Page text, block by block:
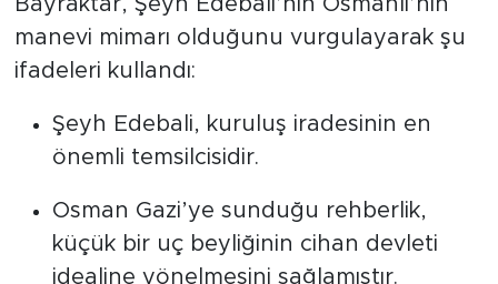
Bayraktar, Şeyh Edebali’nin Osmanlı’nın
manevi mimarı olduğunu vurgulayarak şu
ifadeleri kullandı:
Şeyh Edebali, kuruluş iradesinin en
önemli temsilcisidir.
Osman Gazi’ye sunduğu rehberlik,
küçük bir uç beyliğinin cihan devleti
idealine yönelmesini sağlamıştır.